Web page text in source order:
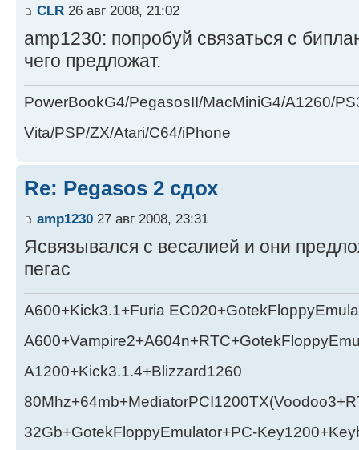
CLR 26 авг 2008, 21:02
amp1230: попробуй связаться с
чего предложат.
PowerBookG4/PegasosII/MacMiniG4/A1260/
Vita/PSP/ZX/Atari/C64/iPhone
Re: Pegasos 2 сдох
amp1230 27 авг 2008, 23:31
Ясвязывался с весалией и они
пегас
A600+Kick3.1+Furia
A1200+Kick3.1.4+Blizzard1260
32Gb+GotekFloppyEmulator+PC-